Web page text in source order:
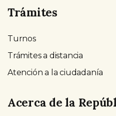
Trámites
Turnos
Trámites a distancia
Atención a la ciudadanía
Acerca de la